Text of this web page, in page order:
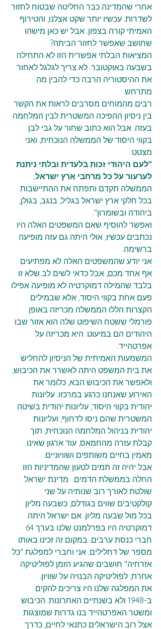
אחרי שהמדינה כבר החליטה שבטוח לחזור
לשדרות. עכשיו יותר שקט אצלנו, והטירוף
האמיתי קורה בצפון. אבל יש כאן מישהו
שחושב שאפשר לחזור הביתה?
המציאות הבלתי אפשרית הזו לא התחילה
בשבעה באוקטובר. לא צריך לגלגל לאחור
את ההיסטוריה הרבה כדי להבין מה
מתרחש.
רבים מהמוחים מסרבים לראות את הקשר
בין ניסיון ההפיכה המשטרית לבין המלחמה
בעזה. אבל הוא כתוב שחור על גבי לבן
בקווי היסוד של הממשלה הנוכחית, ואני
מצטט:
"לעם היהודי זכות בלעדית ובלתי ניתנת
לערעור על כל מרחבי ארץ ישראל.
הממשלה תקדם ותפתח את ההתיישבות
בכל חלקי ארץ ישראל בגליל, בנגב, בגולן,
ביהודה ובשומרון".
ואפשר להוסיף שאם המשפטים האלה היו
נכתבים עכשיו, אולי היתה גם עזה מופיעה
ברשימה.
אני יודע שהמשפטים האלה לא מפתיעים
אף אחד מכם, אבל כדאי לשים לב שלא זו
בלבד שהמילה דמוקרטיה לא מופיעה אפילו
פעם אחת בקווי היסוד, אלא שבמילים
הקצרות הללו הממשלה מכריזה באופן
פורמלי ששטח השיפוט שלה הוא אזור שבו
היהודים הם במיעוט. היא מכריזה על
אפרטהייד.
המשמעות האמיתית של הניסיון להחליש
את בית המשפט היתה לאשרר את הכיבוש,
ולאפשר את הכיבוש הבא, כלומר את
האירוע שאנחנו כרגע במרכזו. עליונות
יהודית בקווי היסוד, עליונות יהודית בשיטה
המשטרית שהם ניסו לדחוף, ועליונות
יהודית בניהול המלחמה הנוכחית, תוך
קבלת עזרה מהחמאס, עוד ארגון שאינו
מאמין בחיים משותפים ושוויוניים.
אבל יהיה זה תמים לטעון שהמדיניות הזו
החלה בממשלת הדמים.  מדינת ישראל
שולטת לאורך רוב שנותיה על שני
קולקטיבים שווים בגודלם, כשבעה מליון
בכל מול שבעה מליון. אם ישראל היתה
חברי כנסת ערבים. במקום זה זכינו באותו
מספר של דחלילים. אני וחברי למפלגת "כל
אזרחיה" חושבים שהגיע הזמן לפוליטיקה
אחרת, לפוליטיקה הבנויה על שוויון.
את המפלגה שלנו היו צריכים להקים
ב-1948 ולא בשנתיים האחרונות. הכיבוש
ומשטר האפרטהייד בנו גדרות שמוצגות
אצל רוב הישראלים כתנאי לחיים, כדרך